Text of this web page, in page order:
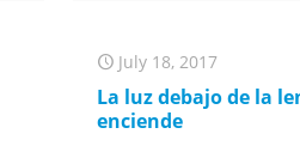
July 18, 2017
La luz debajo de la
enciende